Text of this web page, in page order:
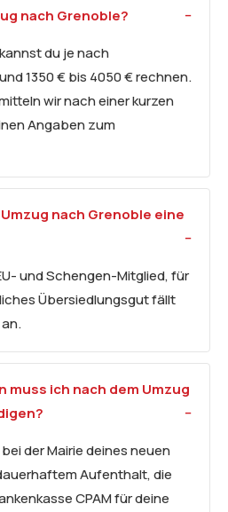
nach Grenoble?
du je nach
1350 € bis 4050 € rechnen.
wir nach einer kurzen
Angaben zum
nach Grenoble eine
und Schengen-Mitglied, für
Übersiedlungsgut fällt
muss ich nach dem Umzug
der Mairie deines neuen
Aufenthalt, die
CPAM für deine